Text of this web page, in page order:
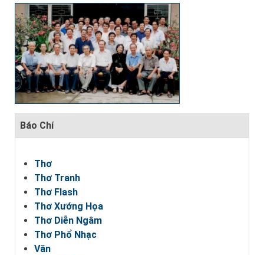
Báo Chí
Thơ
Thơ Tranh
Thơ Flash
Thơ Xướng Họa
Thơ Diễn Ngâm
Thơ Phổ Nhạc
Văn